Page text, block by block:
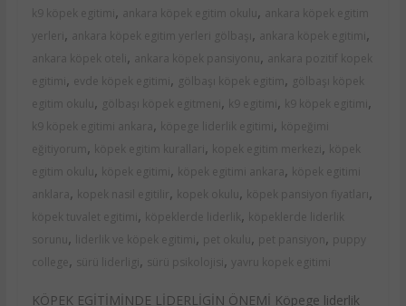
k9 köpek egitimi , ankara köpek egitim okulu ,
ankara köpek egitim
yerleri , ankara köpek egitim yerleri gölbaşı , ankara köpek egitimi ,
ankara köpek oteli , ankara köpek pansiyonu ,
ankara pozitif kopek
egitimi , evde köpek egitimi , gölbaşı köpek egitim , gölbaşı köpek
egitim okulu , gölbaşı köpek egitmeni , k9 egitimi , k9 köpek egitimi ,
k9 köpek egitimi ankara , köpege liderlik egitimi ,
köpeğimi
eğitiyorum , köpek egitim kurallari , kopek egitim merkezi ,
köpek
egitim okulu , köpek egitimi , köpek egitimi ankara ,
köpek egitimi
anklara , kopek nasil egitilir , kopek okulu , köpek pansiyon fiyatları ,
köpek tuvalet egitimi , köpeklerde liderlik ,
köpeklerde liderlik
sorunu , liderlik ve köpek egitimi , pet okulu , pet pansiyon , puppy
college , sürü liderligi , sürü psikolojisi , yavru kopek egitimi
KÖPEK EGİTİMİNDE LİDERLİGİN ÖNEMİ Köpege liderlik